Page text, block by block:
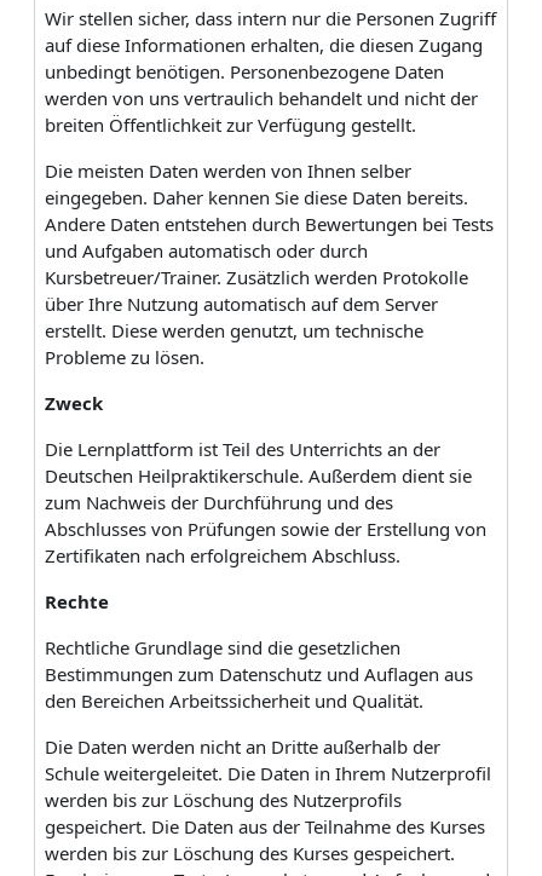
Wir stellen sicher, dass intern nur die Personen Zugriff
auf diese Informationen erhalten, die diesen Zugang
unbedingt benötigen. Personenbezogene Daten
werden von uns vertraulich behandelt und nicht der
breiten Öffentlichkeit zur Verfügung gestellt.
Die meisten Daten werden von Ihnen selber
eingegeben. Daher kennen Sie diese Daten bereits.
Andere Daten entstehen durch Bewertungen bei Tests
und Aufgaben automatisch oder durch
Kursbetreuer/Trainer. Zusätzlich werden Protokolle
über Ihre Nutzung automatisch auf dem Server
erstellt. Diese werden genutzt, um technische
Probleme zu lösen.
Zweck
Die Lernplattform ist Teil des Unterrichts an der
Deutschen Heilpraktikerschule. Außerdem dient sie
zum Nachweis der Durchführung und des
Abschlusses von Prüfungen sowie der Erstellung von
Zertifikaten nach erfolgreichem Abschluss.
Rechte
Rechtliche Grundlage sind die gesetzlichen
Bestimmungen zum Datenschutz und Auflagen aus
den Bereichen Arbeitssicherheit und Qualität.
Die Daten werden nicht an Dritte außerhalb der
Schule weitergeleitet. Die Daten in Ihrem Nutzerprofil
werden bis zur Löschung des Nutzerprofils
gespeichert. Die Daten aus der Teilnahme des Kurses
werden bis zur Löschung des Kurses gespeichert.